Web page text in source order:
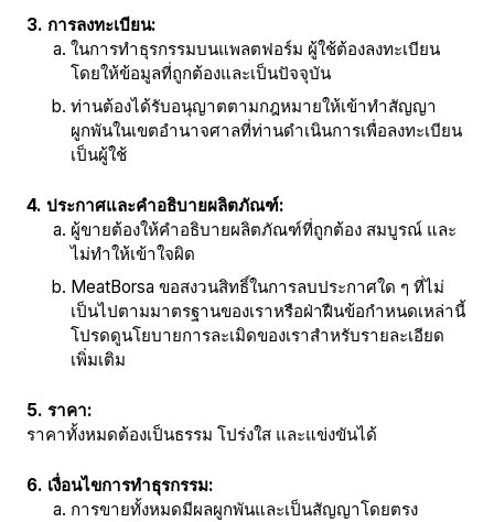
3. การลงทะเบียน:
ในการทำธุรกรรมบนแพลตฟอร์ม ผู้ใช้ต้องลงทะเบียน
โดยให้ข้อมูลที่ถูกต้องและเป็นปัจจุบัน
ท่านต้องได้รับอนุญาตตามกฎหมายให้เข้าทำสัญญา
ผูกพันในเขตอำนาจศาลที่ท่านดำเนินการเพื่อลงทะเบียน
เป็นผู้ใช้
4. ประกาศและคำอธิบายผลิตภัณฑ์:
ผู้ขายต้องให้คำอธิบายผลิตภัณฑ์ที่ถูกต้อง สมบูรณ์ และ
ไม่ทำให้เข้าใจผิด
MeatBorsa ขอสงวนสิทธิ์ในการลบประกาศใด ๆ ที่ไม่
เป็นไปตามมาตรฐานของเราหรือฝ่าฝืนข้อกำหนดเหล่านี้
โปรดดูนโยบายการละเมิดของเราสำหรับรายละเอียด
เพิ่มเติม
5. ราคา:
ราคาทั้งหมดต้องเป็นธรรม โปร่งใส และแข่งขันได้
6. เงื่อนไขการทำธุรกรรม:
การขายทั้งหมดมีผลผูกพันและเป็นสัญญาโดยตรง